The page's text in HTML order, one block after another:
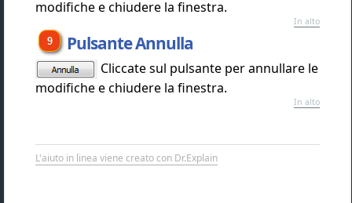
modifiche e chiudere la finestra.
In alto
Pulsante Annulla
Cliccate sul pulsante per annullare le
modifiche e chiudere la finestra.
In alto
L'aiuto in linea viene creato con Dr.Explain